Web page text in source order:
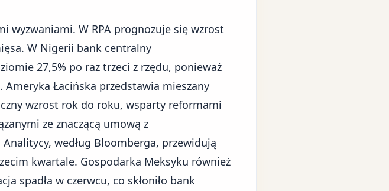
wyzwaniami. W RPA prognozuje się wzrost
W Nigerii bank centralny
27,5% po raz trzeci z rzędu, ponieważ
Łacińska przedstawia mieszany
wzrost rok do roku, wsparty reformami
ze znaczącą umową z
według Bloomberga, przewidują
kwartale. Gospodarka Meksyku również
spadła w czerwcu, co skłoniło bank